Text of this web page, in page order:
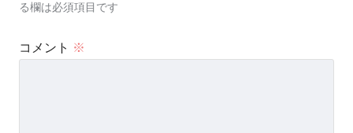
る欄は必須項目です
コメント ※